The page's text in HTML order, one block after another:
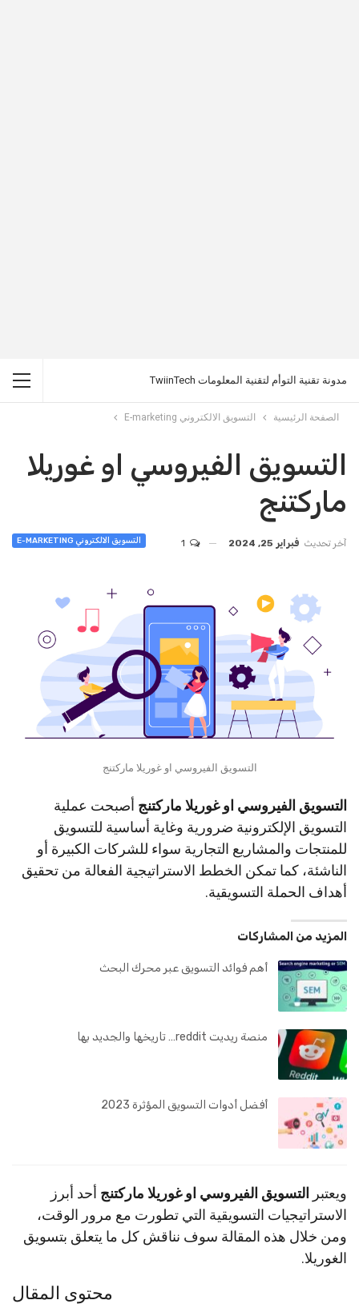
مدونة تقنية التوأم لتقنية المعلومات TwiinTech
الصفحة الرئيسية التسويق الالكتروني E-marketing
التسويق الفيروسي او غوريلا
ماركتنج
التسويق الالكتروني E-MARKETING آخر تحديث فبراير 25, 2024
التسويق الفيروسي او غوريلا ماركتنج
التسويق الفيروسي او غوريلا ماركتنج أصبحت عملية
التسويق الإلكترونية ضرورية وغاية أساسية للتسويق
للمنتجات والمشاريع التجارية سواء للشركات الكبيرة أو
الناشئة، كما تمكن الخطط الاستراتيجية الفعالة من تحقيق
أهداف الحملة التسويقية.
المزيد من المشاركات
أهم فوائد التسويق عبر محرك البحث
منصة ريديت reddit… تاريخها والجديد بها
أفضل أدوات التسويق المؤثرة 2023
ويعتبر التسويق الفيروسي او غوريلا ماركتنج أحد أبرز
الاستراتيجيات التسويقية التي تطورت مع مرور الوقت،
ومن خلال هذه المقالة سوف نناقش كل ما يتعلق بتسويق
الغوريلا.
محتوى المقال